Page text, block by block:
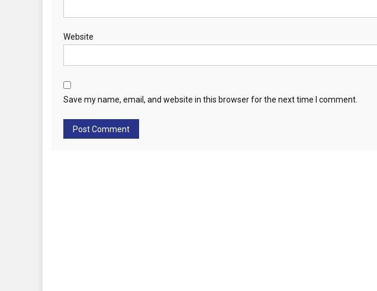
Website
Save my name, email, and website in this browser for the next time I comment.